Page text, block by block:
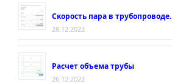
Скорость пара в трубопроводе.
28.12.2022
Расчет объема трубы
26.12.2022